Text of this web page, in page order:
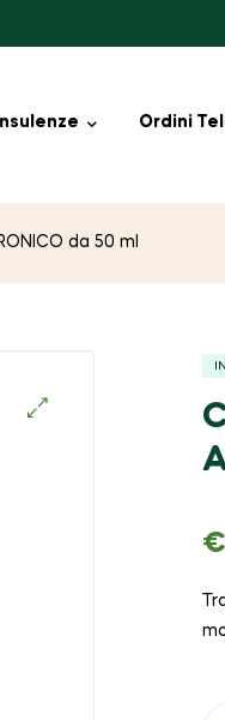
Ordini
da 50 ml
€